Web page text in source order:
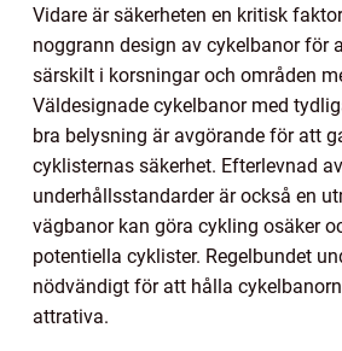
Vidare är säkerheten en kritisk
noggrann design av cykelbanor för
särskilt i korsningar och områden
Väldesignade cykelbanor med
bra belysning är avgörande för att
cyklisternas säkerhet. Efterlevnad av
underhållsstandarder är också en
vägbanor kan göra cykling osäker
potentiella cyklister. Regelbundet
nödvändigt för att hålla
attrativa.